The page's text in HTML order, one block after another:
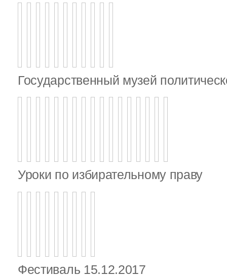
Государственный музей
Уроки по избирательному праву
Фестиваль 15.12.2017